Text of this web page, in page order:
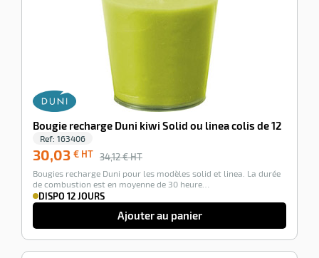
Bougie recharge Duni kiwi Solid ou linea colis de 12
Ref: 163406
30,03 € HT 34,12 € HT
Bougies recharge Duni pour les modèles solid et linea. La durée
de combustion est en moyenne de 30 heure…
DISPO 12 JOURS
Ajouter au panier